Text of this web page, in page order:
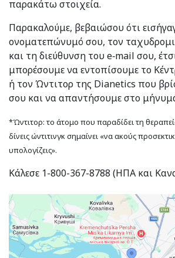
παρακάτω στοιχεία.
Παρακαλούμε, βεβαιώσου ότι
ονοματεπώνυμό σου, τον
και τη διεύθυνση του e‑mail σου,
μπορέσουμε να εντοπίσουμε το
ή τον Ώντιτορ της Dianetics που
σου και να απαντήσουμε στο
*Ώντιτορ: το άτομο που παραδίδει τη
δίνεις ώντιτινγκ σημαίνει «να ακούς
υπολογίζεις».
Κάλεσε 1-800-367-8788 (ΗΠΑ και